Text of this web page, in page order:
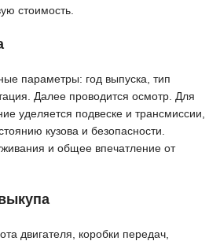
стоимость.
параметры: год выпуска, тип
Далее проводится осмотр. Для
уделяется подвеске и трансмиссии,
кузова и безопасности.
и общее впечатление от
двигателя, коробки передач,